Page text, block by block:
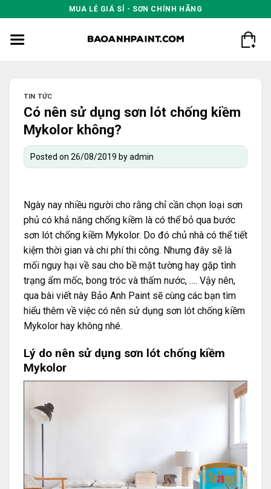
to
content
MUA LẺ GIÁ SỈ - SƠN CHÍNH HÃNG
TIN TỨC
Có nên sử dụng sơn lót chống kiềm
Mykolor không?
Posted on 26/08/2019 byadmin
Ngày nay nhiều người cho rằng chỉ cần chọn loại sơn
phủ có khả năng chống kiềm là có thể bỏ qua bước
sơn lót chống kiềm Mykolor. Do đó chủ nhà có thể tiết
kiệm thời gian và chi phí thi công. Nhưng đây sẽ là
mối nguy hại về sau cho bề mặt tường hay gặp tình
trạng ẩm mốc, bong tróc và thấm nước, …. Vậy nên,
qua bài viết này Bảo Anh Paint sẽ cùng các bạn tìm
hiểu thêm về việc có nên sử dụng sơn lót chống kiềm
Mykolor hay không nhé.
Lý do nên sử dụng sơn lót chống kiềm
Mykolor